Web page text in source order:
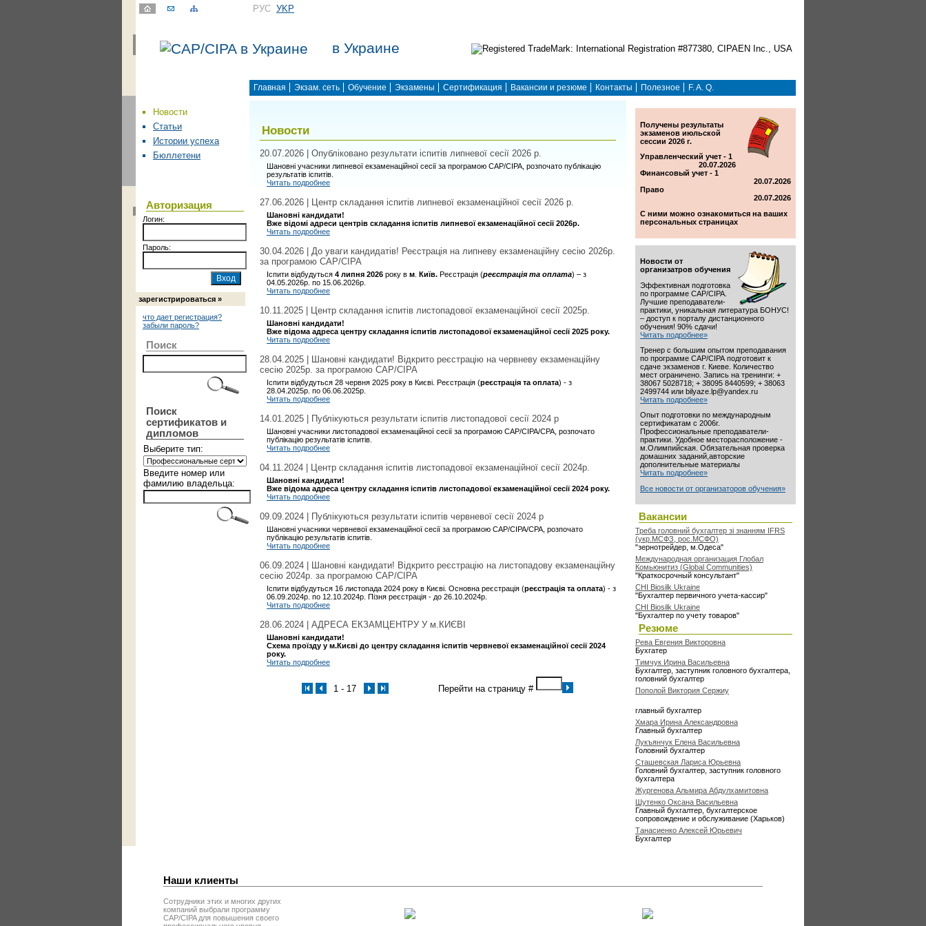
РУС УKР
в Украине
Главная Экзам. сеть Обучение Экзамены Сертификация Вакансии и резюме Контакты Полезное F. A. Q.
Новости
Статьи
Истории успеха
Бюллетени
Авторизация
Логин:
Пароль:
зарегистрироваться »
что дает регистрация?
забыли пароль?
Поиск
Поиск
сертификатов и
дипломов
Выберите тип:
Введите номер или
фамилию владельца:
Новости
20.07.2026 | Опубліковано результати іспитів липневої сесії 2026 р.
Шановні учасники липневої екзаменаційної сесії за програмою CAP/CIPA, розпочато публікацію
результатів іспитів.
Читать подробнее
27.06.2026 | Центр складання іспитів липневої екзаменаційної сесії 2026 р.
Шановні кандидати!
Вже відомі адреси центрів складання іспитів липневої екзаменаційної сесії 2026р.
Читать подробнее
30.04.2026 | До уваги кандидатів! Реєстрація на липневу екзаменаційну сесію 2026р.
за програмою САР/CIPA
Іспити відбудуться 4 липня 2026 року в м Київ. Реєстрація (реєстрація та оплата) – з
04.05.2026р. по 15.06.2026р.
Читать подробнее
10.11.2025 | Центр складання іспитів листопадової екзаменаційної сесії 2025р.
Шановні кандидати!
Вже відома адреса центру складання іспитів листопадової екзаменаційної сесії 2025 року.
Читать подробнее
28.04.2025 | Шановні кандидати! Відкрито реєстрацію на червневу екзаменаційну
сесію 2025р. за програмою САР/CIPA
Іспити відбудуться 28 червня 2025 року в Києві. Реєстрація (реєстрація та оплата) - з
28.04.2025р. по 06.06.2025р.
Читать подробнее
14.01.2025 | Публікуються результати іспитів листопадової сесії 2024 р
Шановні учасники листопадової екзаменаційної сесії за програмою CAP/CIPA/CPA, розпочато
публікацію результатів іспитів.
Читать подробнее
04.11.2024 | Центр складання іспитів листопадової екзаменаційної сесії 2024р.
Шановні кандидати!
Вже відома адреса центру складання іспитів листопадової екзаменаційної сесії 2024 року.
Читать подробнее
09.09.2024 | Публікуються результати іспитів червневої сесії 2024 р
Шановні учасники червневої екзаменаційної сесії за програмою CAP/CIPA/CPA, розпочато
публікацію результатів іспитів.
Читать подробнее
06.09.2024 | Шановні кандидати! Відкрито реєстрацію на листопадову екзаменаційну
сесію 2024р. за програмою САР/CIPA
Іспити відбудуться 16 листопада 2024 року в Києві. Основна реєстрація (реєстрація та оплата) - з
06.09.2024р. по 12.10.2024р. Пізня реєстрація - до 26.10.2024р.
Читать подробнее
28.06.2024 | АДРЕСА ЕКЗАМЦЕНТРУ У м.КИЄВІ
Шановні кандидати!
Схема проїзду у м.Києві до центру складання іспитів червневої екзаменаційної сесії 2024
року.
Читать подробнее
1 - 17 Перейти на страницу #
Получены результаты
экзаменов июльской
сессии 2026 г.
Управленческий учет - 1
20.07.2026
Финансовый учет - 1
20.07.2026
Право
20.07.2026
С ними можно ознакомиться на ваших
персональных страницах
Новости от
организатров обучения
Эффективная подготовка
по программе CAP/CIPA.
Лучшие преподаватели-
практики, уникальная литература БОНУС!
– доступ к порталу дистанционного
обучения! 90% сдачи!
Читать подробнее»
Тренер с большим опытом преподавания
по программе САР/СІРА подготовит к
сдаче экзаменов г. Киеве. Количество
мест ограничено. Запись на тренинги: +
38067 5028718; + 38095 8440599; + 38063
2499744 или bilyaze.lp@yandex.ru
Читать подробнее»
Опыт подготовки по международным
сертификатам с 2006г.
Профессиональные преподаватели-
практики. Удобное месторасположение -
м.Олимпийская. Обязательная проверка
домашних заданий,авторские
дополнительные материалы
Читать подробнее»
Все новости от организаторов обучения»
Вакансии
Треба головний бухгалтер зі знанням IFRS
(укр.МСФЗ, рос.МСФО)
"зернотрейдер, м.Одеса"
Международная организация Глобал
Комьюнитиз (Global Communities)
"Краткосрочный консультант"
CHI Biosilk Ukraine
"Бухгалтер первичного учета-кассир"
CHI Biosilk Ukraine
"Бухгалтер по учету товаров"
Резюме
Рева Евгения Викторовна
Бухгатер
Тимчук Ирина Васильевна
Бухгалтер, заступник головного бухгалтера,
головний бухгалтер
Пополой Виктория Сержиу
главный бухгалтер
Хмара Ирина Александровна
Главный бухгалтер
Лукъянчук Елена Васильевна
Головний бухгалтер
Сташевская Лариса Юрьевна
Головний бухгалтер, заступник головного
бухгалтера
Жургенова Альмира Абдулхамитовна
Шутенко Оксана Васильевна
Главный бухгалтер, бухгалтерское
сопровождение и обслуживание (Харьков)
Танасиенко Алексей Юрьевич
Бухгалтер
Наши клиенты
Сотрудники этих и многих других
компаний выбрали программу
CAP/CIPA для повышения своего